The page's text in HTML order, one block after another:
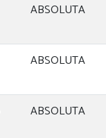
ABSOLUTA
ABSOLUTA
ABSOLUTA